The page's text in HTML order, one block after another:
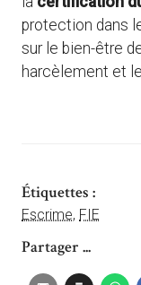
protection dans
sur le bien-être
harcèlement et
Étiquettes :
Escrime, FIE
Partager ...